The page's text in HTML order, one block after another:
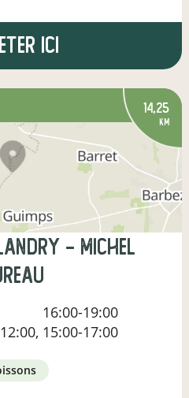
ici
14,25
km
- Michel
16:00-19:00
15:00-17:00